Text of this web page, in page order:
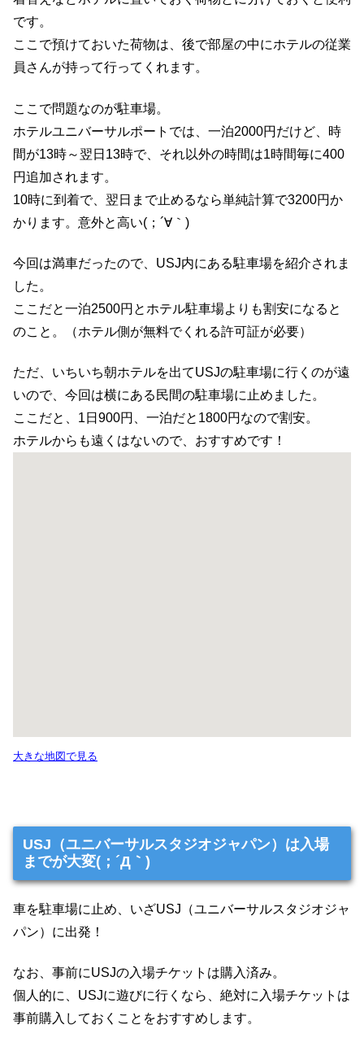
です。
ここで預けておいた荷物は、後で部屋の中にホテルの従業
員さんが持って行ってくれます。
ここで問題なのが駐車場。
ホテルユニバーサルポートでは、一泊2000円だけど、時
間が13時～翌日13時で、それ以外の時間は1時間毎に400
円追加されます。
10時に到着で、翌日まで止めるなら単純計算で3200円か
かります。意外と高い(；´∀｀)
今回は満車だったので、USJ内にある駐車場を紹介されま
した。
ここだと一泊2500円とホテル駐車場よりも割安になると
のこと。（ホテル側が無料でくれる許可証が必要）
ただ、いちいち朝ホテルを出てUSJの駐車場に行くのが遠
いので、今回は横にある民間の駐車場に止めました。
ここだと、1日900円、一泊だと1800円なので割安。
ホテルからも遠くはないので、おすすめです！
大きな地図で見る
USJ（ユニバーサルスタジオジャパン）は入場
までが大変(；´Д｀)
車を駐車場に止め、いざUSJ（ユニバーサルスタジオジャ
パン）に出発！
なお、事前にUSJの入場チケットは購入済み。
個人的に、USJに遊びに行くなら、絶対に入場チケットは
事前購入しておくことをおすすめします。